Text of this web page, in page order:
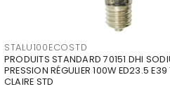
STALU100ECOSTD
PRODUITS STANDARD 70151 DHI
PRESSION RÉGULIER 100W ED23.5
CLAIRE STD